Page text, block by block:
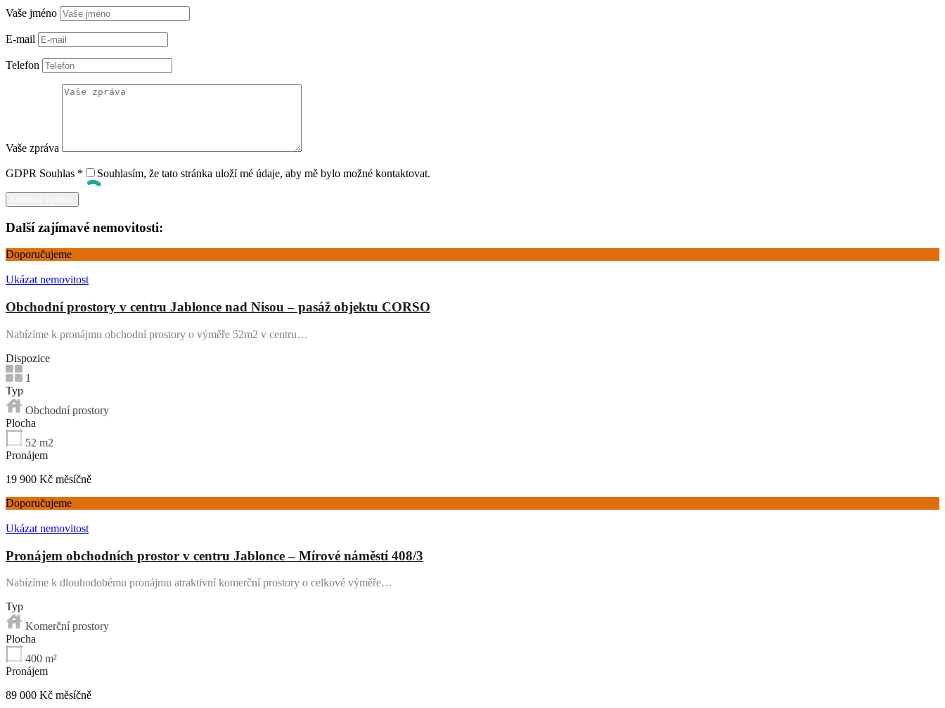
Vaše jméno
E-mail
Telefon
Vaše zpráva
GDPR Souhlas * Souhlasím, že tato stránka uloží mé údaje, aby mě bylo možné kontaktovat.
Další zajímavé nemovitosti:
Doporučujeme
Ukázat nemovitost
Obchodní prostory v centru Jablonce nad Nisou – pasáž objektu CORSO
Nabízíme k pronájmu obchodní prostory o výměře 52m2 v centru…
Dispozice
1
Typ
Obchodní prostory
Plocha
52 m2
Pronájem
19 900 Kč měsíčně
Doporučujeme
Ukázat nemovitost
Pronájem obchodních prostor v centru Jablonce – Mírové náměstí 408/3
Nabízíme k dlouhodobému pronájmu atraktivní komerční prostory o celkové výměře…
Typ
Komerční prostory
Plocha
400 m²
Pronájem
89 000 Kč měsíčně